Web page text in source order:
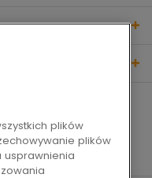
plików
plików
usprawnienia